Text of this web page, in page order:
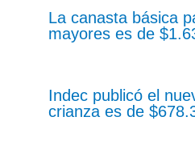
La canasta básica
mayores es de
Indec publicó el
crianza es de